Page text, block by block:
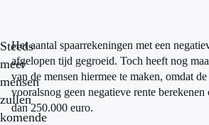
Steeds
meer
mensen
zullen
komende
Het aantal spaarrekeningen met een
afgelopen tijd gegroeid. Toch heeft nog
van de mensen hiermee te maken, omdat de
vooralsnog geen negatieve rente
dan 250.000 euro.